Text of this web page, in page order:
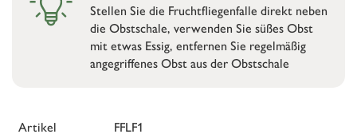
Stellen Sie die Fruchtfliegenfalle direkt neben
die Obstschale, verwenden Sie süßes Obst
mit etwas Essig, entfernen Sie regelmäßig
angegriffenes Obst aus der Obstschale
Artikel FFLF1